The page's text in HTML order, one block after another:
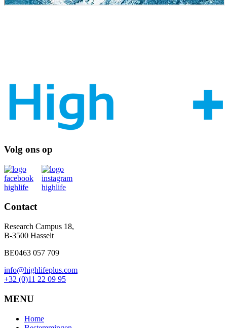
Volg ons op
Contact
Research Campus 18,
B-3500 Hasselt
BE0463 057 709
info@highlifeplus.com
+32 (0)11 22 09 95
MENU
Home